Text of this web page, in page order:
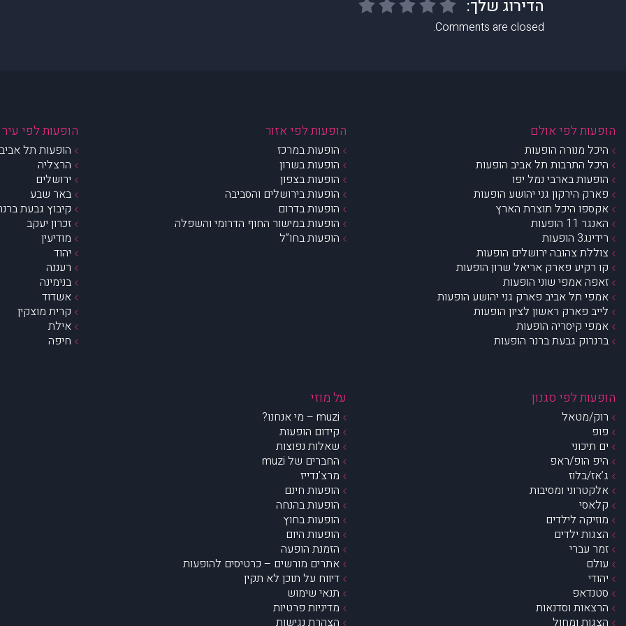
Comments are closed.
הופעות לפי אולם
היכל מנורה הופעות
היכל התרבות תל אביב הופעות
הופעות בארבי נמל יפו
פארק הירקון גני יהושע הופעות
אקספו היכל תוצרת הארץ
האנגר 11 הופעות
רידינג3 הופעות
צוללת צהובה ירושלים הופעות
קו רקיע פארק אריאל שרון הופעות
זאפה אמפי שוני הופעות
אמפי תל אביב פארק גני יהושע הופעות
לייב פארק ראשון לציון הופעות
אמפי קיסריה הופעות
ברנרוק גבעת ברנר הופעות
הופעות לפי אזור
הופעות במרכז
הופעות בשרון
הופעות בצפון
הופעות בירושלים והסביבה
הופעות בדרום
הופעות במישור החוף הדרומי והשפלה
הופעות בחו”ל
הופעות לפי עיר
הופעות תל
הרצליה
ירושלים
באר שבע
קיבוץ גבעת
זכרון יעקב
מודיעין
יהוד
רעננה
בנימינה
אשדוד
קרית מוצקין
אילת
חיפה
הופעות לפי סגנון
רוק/מטאל
פופ
ים תיכוני
היפ הופ/ראפ
ג’אז/בלוז
אלקטרוני ומסיבות
קלאסי
מוזיקה לילדים
הצגות ילדים
זמר עברי
עולם
יהודי
סטנדאפ
הרצאות וסדנאות
הצגות ומחול
על מוזי
muzi – מי אנחנו?
קידום הופעות
שאלות נפוצות
החברים של muzi
מרצ’נדייז
הופעות חינם
הופעות בהנחה
הופעות בחוץ
הופעות היום
הזמנת הופעה
אתרים מורשים – כרטיסים להופעות
דיווח על תוכן לא תקין
תנאי שימוש
מדיניות פרטיות
הצהרת נגישות